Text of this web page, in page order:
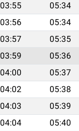
03:55 05:34
03:56 05:34
03:57 05:35
03:59 05:36
04:00 05:37
04:02 05:38
04:03 05:39
04:04 05:40